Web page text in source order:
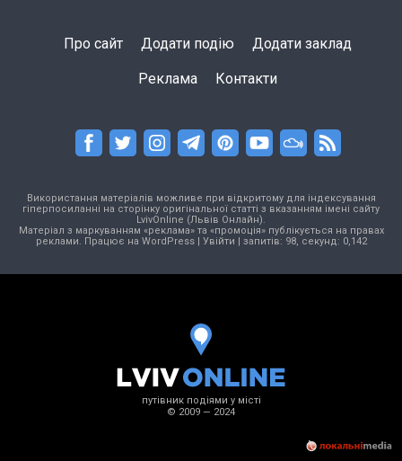
Про сайт Додати подію Додати заклад
Реклама Контакти
Використання матеріалів можливе при відкритому для індексування
гіперпосиланні на сторінку оригінальної статті з вказанням імені сайту
LvivOnline (Львів Онлайн).
Матеріал з маркуванням «реклама» та «промоція» публікується на правах
реклами. Працює на WordPress| Увійти | запитів: 98, секунд: 0,142
путівник подіями у місті
© 2009 — 2024